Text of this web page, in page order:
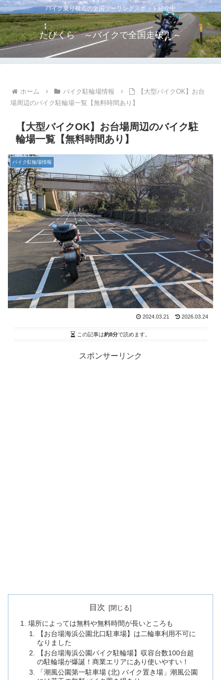
バイク乗り視点の全国ツーリングスポット紹介中
たびくら ～バイクで全国走破！～
ホーム バイク駐輪場情報
【大型バイクOK】お台
場周辺のバイク駐輪場一覧【無料時間あり】
【大型バイクOK】お台場周辺のバイク駐
輪場一覧【無料時間あり】
バイク駐輪場情報
2024.03.21 2026.03.24
この記事は約8分で読めます。
スポンサーリンク
目次
場所によっては無料や無料時間が長いところも
【お台場海浜公園北口駐車場】は二輪車利用不可に
なりました
【お台場海浜公園バイク駐輪場】収容台数100台超
の駐輪場が爆誕！商業エリアにあり使いやすい！
「潮風公園第一駐車場 (北) バイク置き場」潮風公園